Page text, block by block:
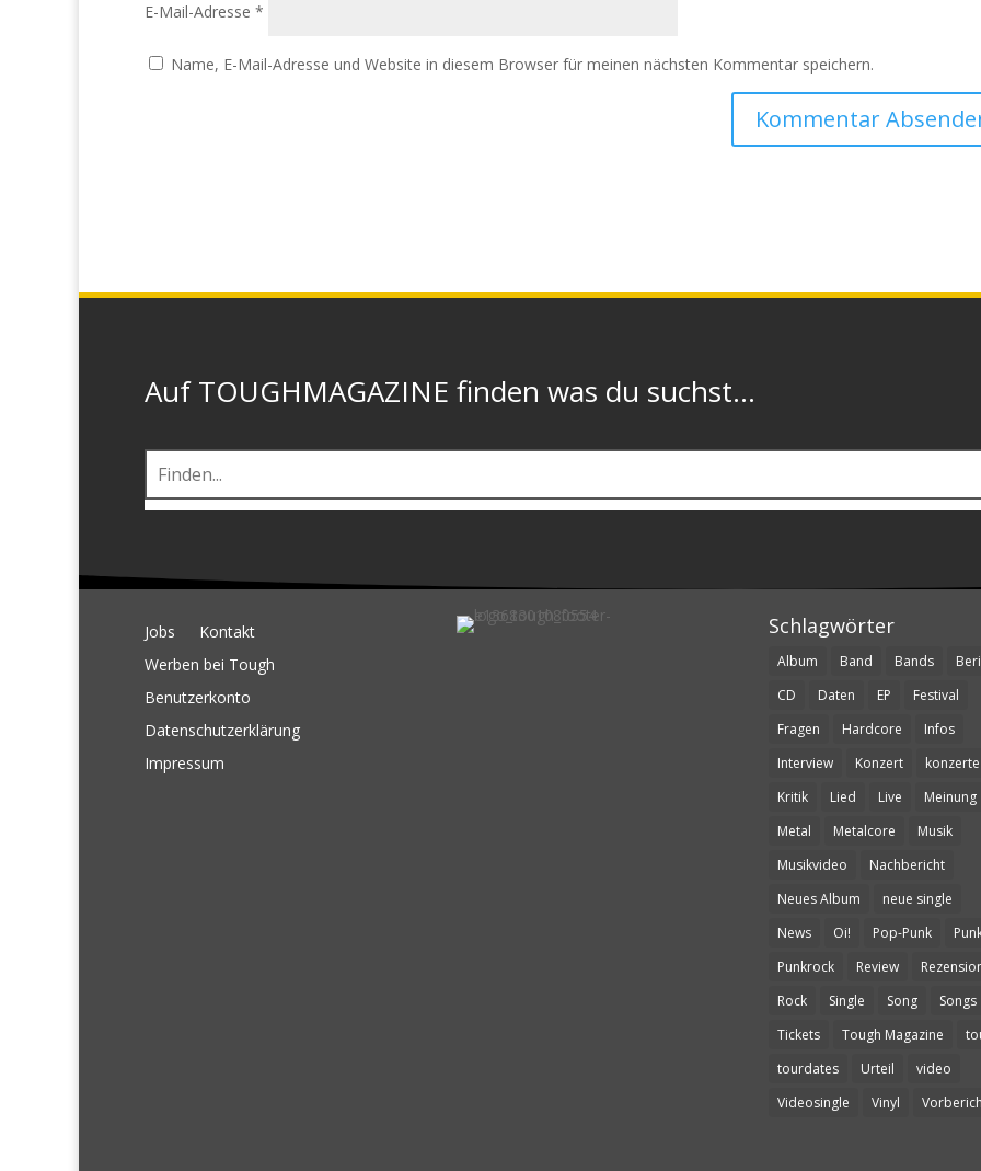
E-Mail-Adresse *
Name, E-Mail-Adresse und Website in diesem Browser für meinen nächsten Kommentar speichern.
Auf TOUGHMAGAZINE finden was du suchst...
Jobs
Kontakt
Werben bei Tough
Benutzerkonto
Datenschutzerklärung
Impressum
Schlagwörter
Album Band Bands
CD
Daten EP
Festival
Fragen
Hardcore
Infos
Interview
Konzert
konzerte
Kritik
Lied Live
Meinung
Metal
Metalcore
Musik
Musikvideo
Nachbericht
Neues Album
neue single
News
Oi! Pop-Punk
Punkrock
Review
Rock
Single Song
Songs
Tickets
Tough Magazine
tourdates
Urteil
video
Videosingle
Vinyl